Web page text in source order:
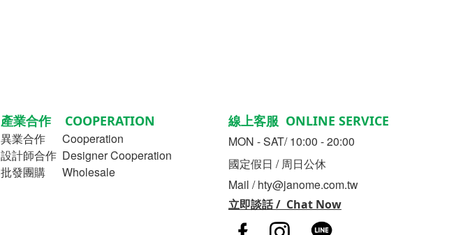
產業合作 COOPERATION
異業合作
Cooperation
設計師合作 Designer Cooperation
批發團購 Wholesale
線上客服 ONLINE SERVICE
MON - SAT/ 10:00 - 20:00
國定假日 / 周日公休
Mail / hty@janome.com.tw
立即談話 / Chat Now